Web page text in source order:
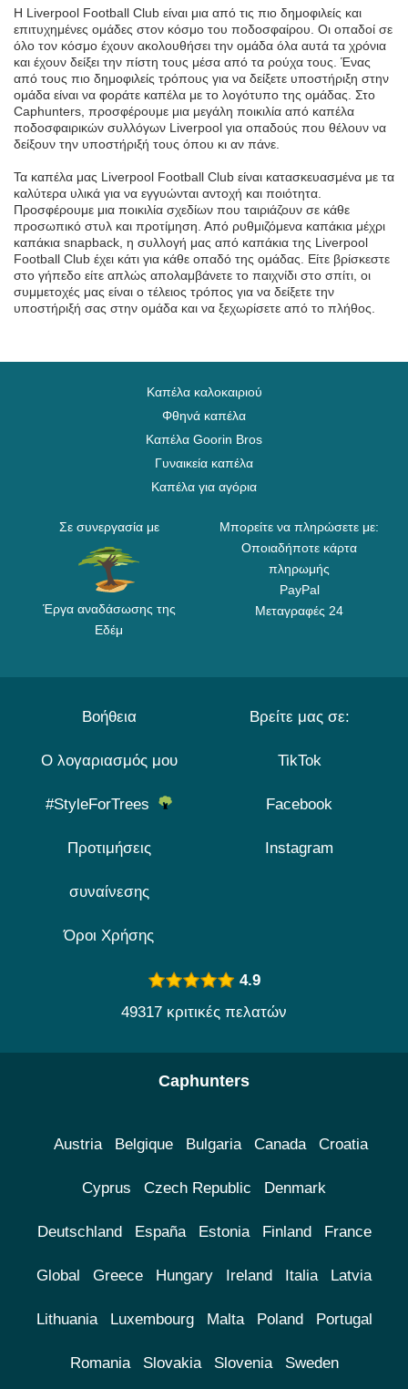
Η Liverpool Football Club είναι μια από τις πιο δημοφιλείς και
επιτυχημένες ομάδες στον κόσμο του ποδοσφαίρου. Οι οπαδοί σε
όλο τον κόσμο έχουν ακολουθήσει την ομάδα όλα αυτά τα χρόνια
και έχουν δείξει την πίστη τους μέσα από τα ρούχα τους. Ένας
από τους πιο δημοφιλείς τρόπους για να δείξετε υποστήριξη στην
ομάδα είναι να φοράτε καπέλα με το λογότυπο της ομάδας. Στο
Caphunters, προσφέρουμε μια μεγάλη ποικιλία από καπέλα
ποδοσφαιρικών συλλόγων Liverpool για οπαδούς που θέλουν να
δείξουν την υποστήριξή τους όπου κι αν πάνε.
Τα καπέλα μας Liverpool Football Club είναι κατασκευασμένα με τα
καλύτερα υλικά για να εγγυώνται αντοχή και ποιότητα.
Προσφέρουμε μια ποικιλία σχεδίων που ταιριάζουν σε κάθε
προσωπικό στυλ και προτίμηση. Από ρυθμιζόμενα καπάκια μέχρι
καπάκια snapback, η συλλογή μας από καπάκια της Liverpool
Football Club έχει κάτι για κάθε οπαδό της ομάδας. Είτε βρίσκεστε
στο γήπεδο είτε απλώς απολαμβάνετε το παιχνίδι στο σπίτι, οι
συμμετοχές μας είναι ο τέλειος τρόπος για να δείξετε την
υποστήριξή σας στην ομάδα και να ξεχωρίσετε από το πλήθος.
Καπέλα καλοκαιριού
Φθηνά καπέλα
Καπέλα Goorin Bros
Γυναικεία καπέλα
Καπέλα για αγόρια
Σε συνεργασία με
Έργα αναδάσωσης της
Εδέμ
Μπορείτε να πληρώσετε με:
Οποιαδήποτε κάρτα
πληρωμής
PayPal
Μεταγραφές 24
Βοήθεια
Ο λογαριασμός μου
#StyleForTrees
Προτιμήσεις
συναίνεσης
Όροι Χρήσης
Βρείτε μας σε:
TikTok
Facebook
Instagram
4.9
49317 κριτικές πελατών
Caphunters
Austria Belgique Bulgaria Canada Croatia
Cyprus Czech Republic Denmark
Deutschland España Estonia Finland France
Global Greece Hungary Ireland Italia Latvia
Lithuania Luxembourg Malta Poland Portugal
Romania Slovakia Slovenia Sweden